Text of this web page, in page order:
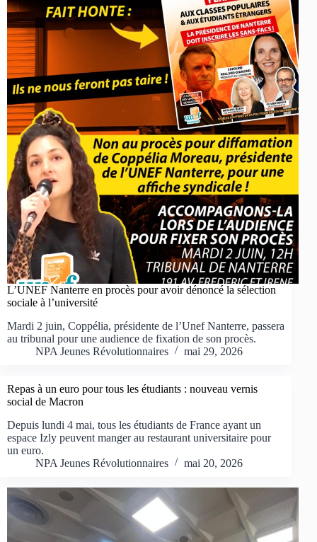
L’UNEF Nanterre en procès pour avoir dénoncé la sélection
sociale à l’université
Mardi 2 juin, Coppélia, présidente de l’Unef Nanterre, passera
au tribunal pour une audience de fixation de son procès.
NPA Jeunes Révolutionnaires
mai 29, 2026
Repas à un euro pour tous les étudiants : nouveau vernis
social de Macron
Depuis lundi 4 mai, tous les étudiants de France ayant un
espace Izly peuvent manger au restaurant universitaire pour
un euro.
NPA Jeunes Révolutionnaires
mai 20, 2026